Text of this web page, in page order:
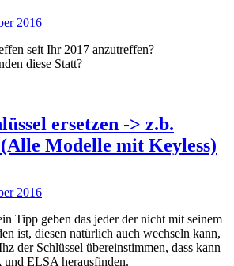
2016
seit Ihr 2017 anzutreffen?
diese Statt?
ersetzen -> z.b.
(Alle Modelle mit Keyless)
2016
Tipp geben das jeder der nicht mit seinem
ist, diesen natürlich auch wechseln kann,
der Schlüssel übereinstimmen, dass kann
ELSA herausfinden.